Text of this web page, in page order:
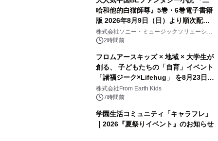
哈和他的白猫師尊』5巻・6巻電子書籍
版 2026年8月9日（日）より順次配信
開始
株式会社ソニー・ミュージックソリューショ
ンズ2時間前
フロムアースキッズ × 地域 × 大学生が
創る、 子どもたちの「自育」イベント
「諸福ジーク×Lifehug」 を8月23日
(日)開催
株式会社From Earth Kids
7時間前
学園生活コミュニティ「キャラフレ」
｜2026『夏祭りイベント』のお知らせ